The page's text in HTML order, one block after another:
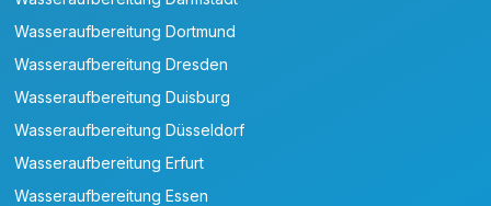
Wasseraufbereitung Dortmund
Wasseraufbereitung Dresden
Wasseraufbereitung Duisburg
Wasseraufbereitung Düsseldorf
Wasseraufbereitung Erfurt
Wasseraufbereitung Essen